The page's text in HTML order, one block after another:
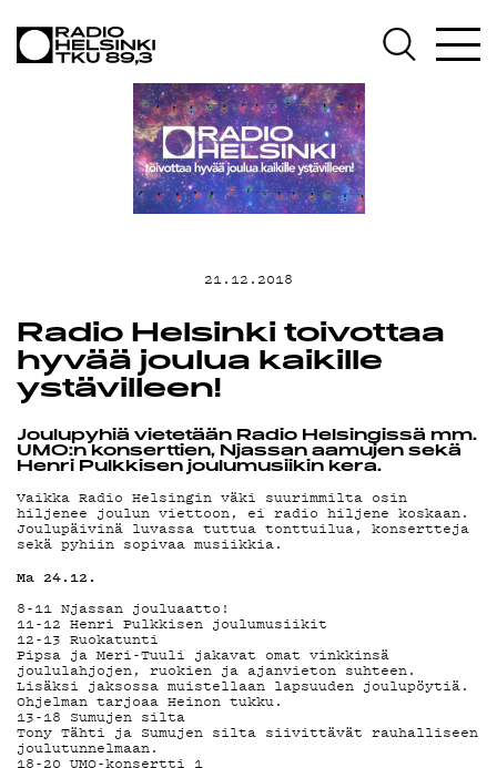
OHJELMAT
TEKIJÄT
ON-
DEMAND
PODCAST
MAINOSTA
21.12.2018
Radio Helsinki toivottaa
hyvää joulua kaikille
ystävilleen!
Joulupyhiä vietetään Radio Helsingissä mm.
UMO:n konserttien, Njassan aamujen sekä
Henri Pulkkisen joulumusiikin kera.
Vaikka Radio Helsingin väki suurimmilta osin
hiljenee joulun viettoon, ei radio hiljene koskaan.
Joulupäivinä luvassa tuttua tonttuilua, konsertteja
sekä pyhiin sopivaa musiikkia.
Ma 24.12.
8-11 Njassan jouluaatto!
11-12 Henri Pulkkisen joulumusiikit
12-13 Ruokatunti
Pipsa ja Meri-Tuuli jakavat omat vinkkinsä
joululahjojen, ruokien ja ajanvieton suhteen.
Lisäksi jaksossa muistellaan lapsuuden joulupöytiä.
Ohjelman tarjoaa Heinon tukku.
13-18 Sumujen silta
Tony Tähti ja Sumujen silta siivittävät rauhalliseen
joulutunnelmaan.
18-20 UMO-konsertti 1